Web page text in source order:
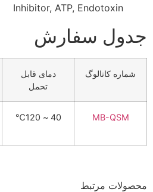
Inhibitor, ATP, Endotoxin
جدول سفارش
شماره کاتالوگ
دمای قابل
تحمل
MB-QSM
40 ~ 120℃
محصولات مرتبط